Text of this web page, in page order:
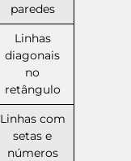
paredes
Linhas
diagonais
no
retângulo
Linhas com
setas e
números